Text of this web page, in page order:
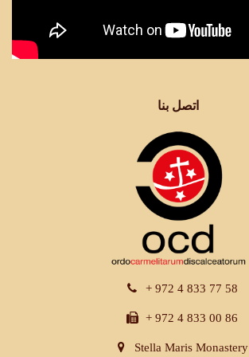
اتصل بنا
+ 972 4 833 77 58
+ 972 4 833 00 86
Stella Maris Monastery